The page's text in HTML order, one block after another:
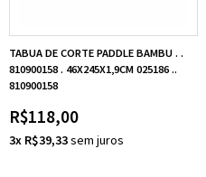
TABUA DE CORTE PADDLE BAMBU . .
810900158 . 46X245X1,9CM 025186 ..
810900158
R$118,00
3x R$39,33